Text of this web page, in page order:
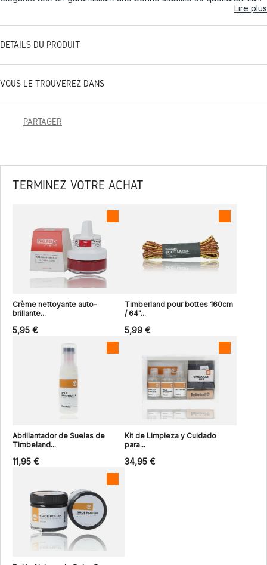
Lire plus
DÉTAILS DU PRODUIT
VOUS LE TROUVEREZ DANS
PARTAGER
TERMINEZ VOTRE ACHAT
Crème nettoyante auto-
brillante...
5,95 €
Timberland pour bottes 160cm
/ 64"...
5,99 €
Abrillantador de Suelas de
Timbeland...
11,95 €
Kit de Limpieza y Cuidado
para...
34,95 €